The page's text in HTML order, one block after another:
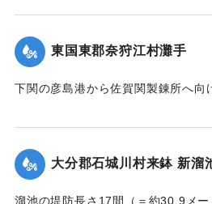
｜固有コード: 002680194
東国東郡奈狩江村灘手
下関の彦島港から佐賀関製錬所へ向
江村の漁業組合の2人が発見し、消
7人選抜し現場へ急行させ、辛うじ
【出典：大分新聞 大正7年7月16日7
大分郡石城川村来鉢 新溜
溜池の堤防長さ17間（＝約30.9メ